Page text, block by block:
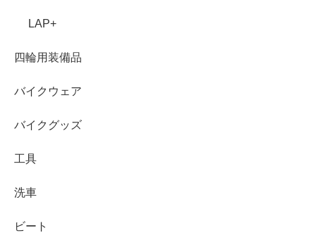
LAP+
四輪用装備品
バイクウェア
バイクグッズ
工具
洗車
ビート